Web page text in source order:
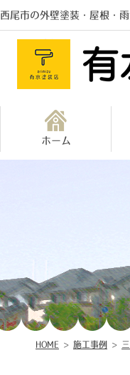
西尾市の外壁塗装・屋根・
ホーム
HOME > 施工事例 >